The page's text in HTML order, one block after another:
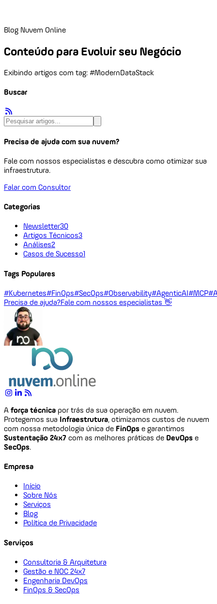
Blog Nuvem Online
Conteúdo para Evoluir seu Negócio
Exibindo artigos com tag: #ModernDataStack
Buscar
Precisa de ajuda com sua nuvem?
Fale com nossos especialistas e descubra como otimizar sua
infraestrutura.
Falar com Consultor
Categorias
Newsletter30
Artigos Técnicos3
Análises2
Casos de Sucesso1
Tags Populares
#Kubernetes#FinOps#SecOps#Observability#AgenticAI#MCP
Precisa de ajuda?Fale com nossos especialistas 👋
A força técnica por trás da sua operação em nuvem.
Protegemos sua Infraestrutura, otimizamos custos de nuvem
com nossa metodologia única de FinOps e garantimos
Sustentação 24x7 com as melhores práticas de DevOps e
SecOps.
Empresa
Início
Sobre Nós
Serviços
Blog
Política de Privacidade
Serviços
Consultoria & Arquitetura
Gestão e NOC 24x7
Engenharia DevOps
FinOps & SecOps